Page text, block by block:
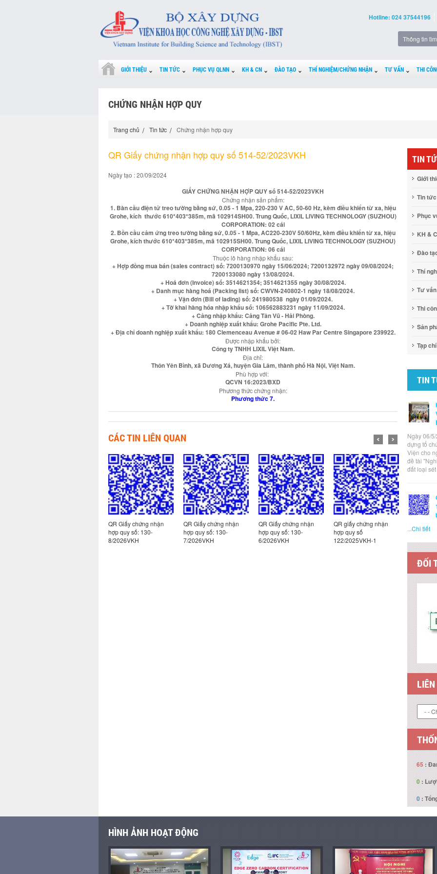
Hotline: 024 37544196
GIỚI THIỆU TIN TỨC PHỤC VỤ QLNN KH & CN ĐÀO TẠO THÍ NGHIỆM/CHỨNG NHẬN TƯ VẤN THI
CHỨNG NHẬN HỢP QUY
Trang chủ Tin tức Chứng nhận hợp quy
QR Giấy chứng nhận hợp quy số 514-52/2023VKH
Ngày tạo : 20/09/2024
GIẤY CHỨNG NHẬN HỢP QUY số 514-52/2023VKH
Chứng nhận sản phẩm:
1. Bàn cầu điện tử treo tường bằng sứ, 0.05 - 1 Mpa, 220-230 V AC, 50-60 Hz, kèm điều khiển từ xa, hiệu
Grohe, kích thước 610*403*385m, mã 102914SH00. Trung Quốc, LIXIL LIVING TECHNOLOGY (SUZHOU)
CORPORATION: 02 cái
2. Bồn cầu cảm ứng treo tường bằng sứ, 0.05 - 1 Mpa, AC220-230V 50/60Hz, kèm điều khiển từ xa, hiệu
Grohe, kích thước 610*403*385m, mã 102915SH00. Trung Quốc, LIXIL LIVING TECHNOLOGY (SUZHOU)
CORPORATION: 06 cái
Thuộc lô hàng nhập khẩu sau:
+ Hợp đồng mua bán (sales contract) số: 7200130970 ngày 15/06/2024; 7200132972 ngày 09/08/2024;
7200133080 ngày 13/08/2024.
+ Hoá đơn (Invoice) số: 3514621354; 3514621355 ngày 30/08/2024.
+ Danh mục hàng hoá (Packing list) số: CWVN-240802-1 ngày 18/08/2024.
+ Vận đơn (Bill of lading) số: 241980538 ngày 01/09/2024.
+ Tờ khai hàng hóa nhập khẩu số: 106562883231 ngày 11/09/2024.
+ Cảng nhập khẩu: Cảng Tân Vũ - Hải Phòng.
+ Doanh nghiệp xuất khẩu: Grohe Pacific Pte. Ltd.
+ Địa chỉ doanh nghiệp xuất khẩu: 180 Clemenceau Avenue # 06-02 Haw Par Centre Singapore 239922.
Được nhập khẩu bởi:
Công ty TNHH LIXIL Việt Nam.
Địa chỉ:
Thôn Yên Bình, xã Dương Xá, huyện Gia Lâm, thành phố Hà Nội, Việt Nam.
Phù hợp với:
QCVN 16:2023/BXD
Phương thức chứng nhận:
Phương thức 7.
CÁC TIN LIÊN QUAN
QR Giấy chứng nhận
hợp quy số: 130-
8/2026VKH
QR Giấy chứng nhận
hợp quy số: 130-
7/2026VKH
QR Giấy chứng nhận
hợp quy số: 130-
6/2026VKH
QR giấy chứng nhận
hợp quy số
122/2025VKH-1
hợp quy số
TIN
Giới
Tin tức
Phục
KH &
Đào
Thí
Tư vấn
Thi
Sản
Tạp chí
TIN
Ngày 06/
dựng tổ
Viện cho
đề tài
đất loại
...Chi tiết
ĐỐI
65 :
0 :
0 :
HÌNH ẢNH HOẠT ĐỘNG